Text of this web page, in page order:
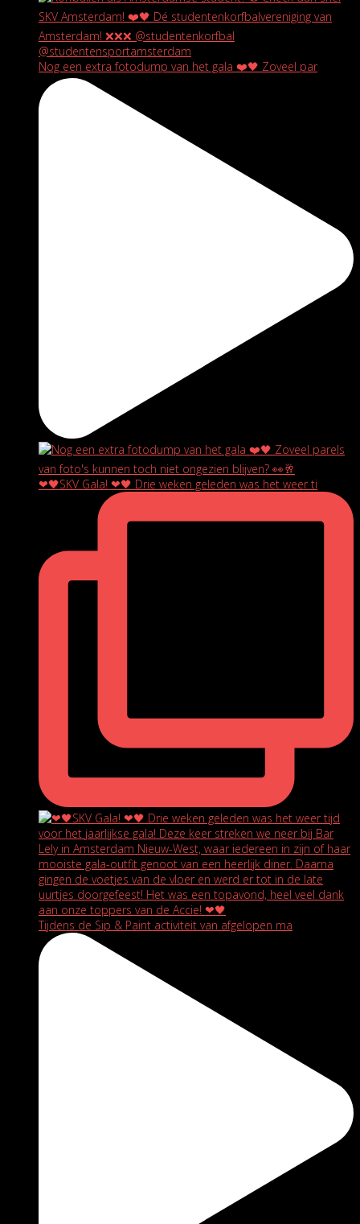
Nog een extra fotodump van het gala ❤️🖤 Zoveel par
❤🖤SKV Gala! ❤🖤 Drie weken geleden was het weer ti
Tijdens de Sip & Paint activiteit van afgelopen ma